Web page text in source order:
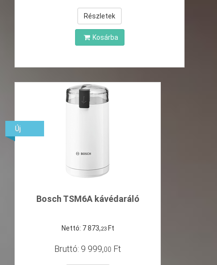
Részletek
Kosárba
Bosch TSM6A kávédaráló
Nettó: 7 873,23 Ft
Bruttó: 9 999,00 Ft
Új